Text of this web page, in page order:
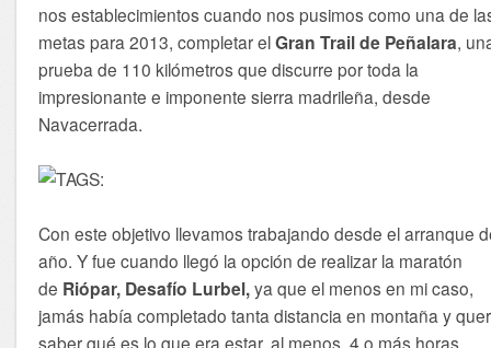
nos establecimientos cuando nos pusimos como una de
metas para 2013, completar elGran Trail de Peñalara,
prueba de 110 kilómetros que discurre por toda la
impresionante e imponente sierra madrileña, desde
Navacerrada.
Con este objetivo llevamos trabajando desde el arranque
año. Y fue cuando llegó la opción de realizar la maratón
de Riópar, Desafío Lurbel,ya que el menos en mi caso,
jamás había completado tanta distancia en montaña y
saber qué es lo que era estar, al menos, 4 o más horas